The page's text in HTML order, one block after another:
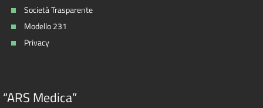
Società Trasparente
Modello 231
Privacy
“ARS Medica”